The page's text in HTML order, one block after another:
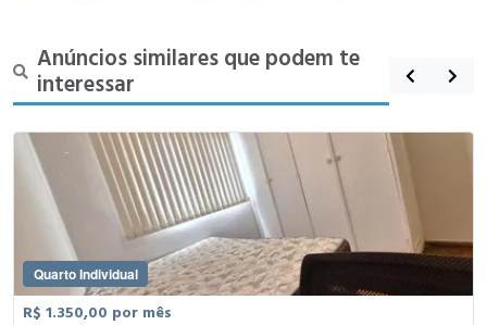
Anúncios similares que podem te
interessar
Quarto Individual
R$ 1.350,00 por mês